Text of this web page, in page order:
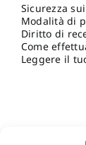
Sicurezza
Modalità di
Diritto di
Come
Leggere il